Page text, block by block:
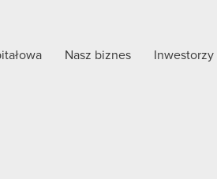
Nasz biznes Inwestorzy